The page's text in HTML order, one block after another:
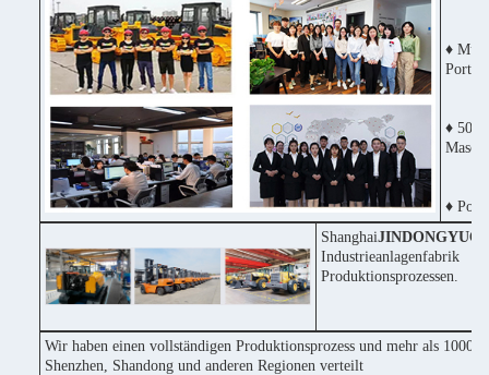
♦
♦ 50%
♦
ShanghaiJINDONGYU
Produktionsprozessen.
Wir haben einen vollständigen Produktionsprozess und mehr als 1000
Shenzhen, Shandong und anderen Regionen verteilt